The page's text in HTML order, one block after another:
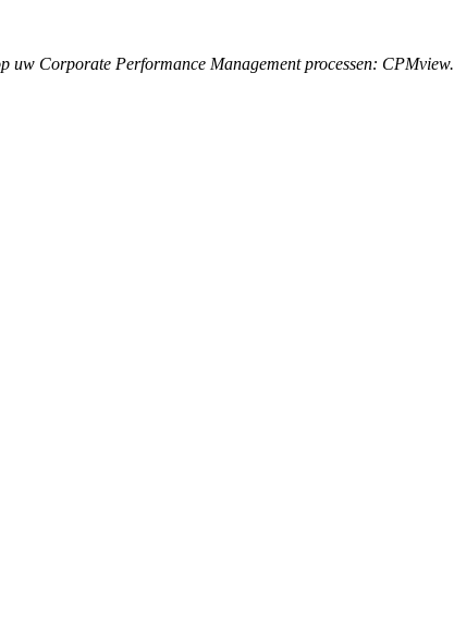
uw Corporate Performance Management processen: CPMview.